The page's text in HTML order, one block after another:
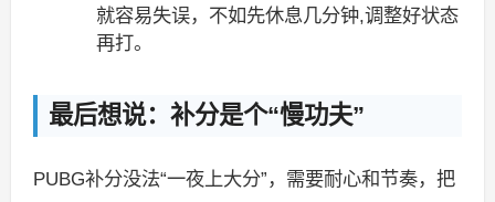
就容易失误，不如先休息几分钟,调整好状态
再打。
最后想说：补分是个“慢功夫”
PUBG补分没法“一夜上大分”，需要耐心和节奏，把